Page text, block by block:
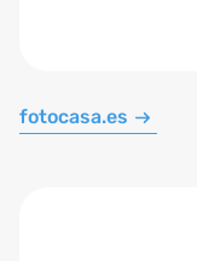
fotocasa.es